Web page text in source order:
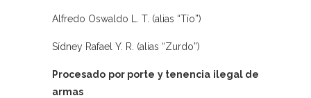
Alfredo Oswaldo L. T. (alias “Tío”)
Sídney Rafael Y. R. (alias “Zurdo”)
Procesado por porte y tenencia ilegal de
armas